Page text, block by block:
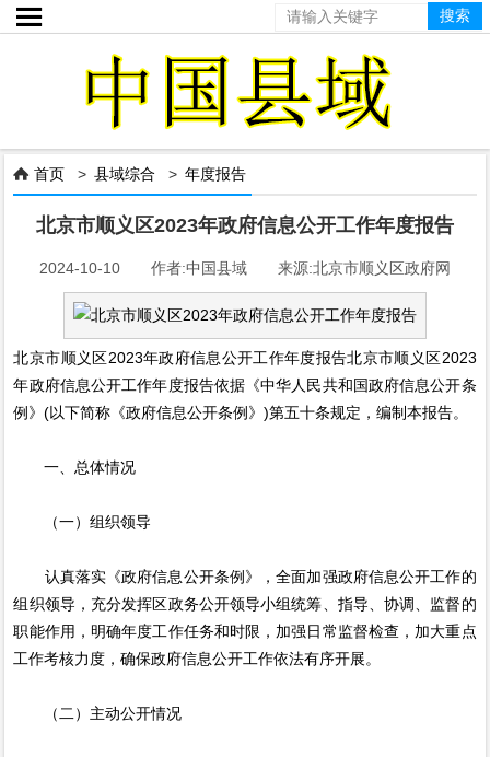

 首页 >县域综合 >年度报告
北京市顺义区2023年政府信息公开工作年度报告
2024-10-10 作者:中国县域 来源:北京市顺义区政府网
北京市顺义区2023年政府信息公开工作年度报告北京市顺义区2023
年政府信息公开工作年度报告依据《中华人民共和国政府信息公开条
例》(以下简称《政府信息公开条例》)第五十条规定，编制本报告。
一、总体情况
（一）组织领导
认真落实《政府信息公开条例》，全面加强政府信息公开工作的
组织领导，充分发挥区政务公开领导小组统筹、指导、协调、监督的
职能作用，明确年度工作任务和时限，加强日常监督检查，加大重点
工作考核力度，确保政府信息公开工作依法有序开展。
（二）主动公开情况